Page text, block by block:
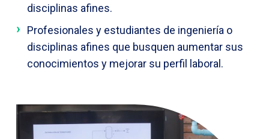
disciplinas afines.
Profesionales y estudiantes de ingeniería o
disciplinas afines que busquen aumentar sus
conocimientos y mejorar su perfil laboral.